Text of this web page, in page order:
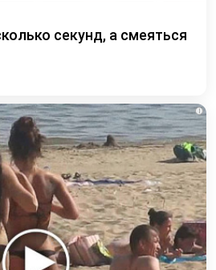
секунд, а смеяться
i